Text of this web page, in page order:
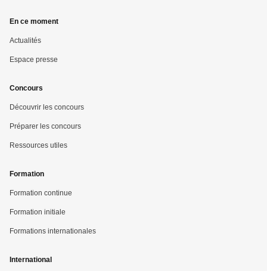
En ce moment
Actualités
Espace presse
Concours
Découvrir les concours
Préparer les concours
Ressources utiles
Formation
Formation continue
Formation initiale
Formations internationales
International